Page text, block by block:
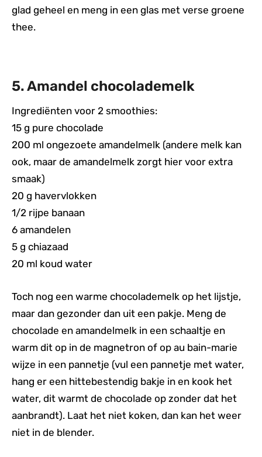
glad geheel en meng in een glas met verse groene
thee.
5. Amandel chocolademelk
Ingrediënten voor 2 smoothies:
15 g pure chocolade
200 ml ongezoete amandelmelk (andere melk kan
ook, maar de amandelmelk zorgt hier voor extra
smaak)
20 g havervlokken
1/2 rijpe banaan
6 amandelen
5 g chiazaad
20 ml koud water
Toch nog een warme chocolademelk op het lijstje,
maar dan gezonder dan uit een pakje. Meng de
chocolade en amandelmelk in een schaaltje en
warm dit op in de magnetron of op au bain-marie
wijze in een pannetje (vul een pannetje met water,
hang er een hittebestendig bakje in en kook het
water, dit warmt de chocolade op zonder dat het
aanbrandt). Laat het niet koken, dan kan het weer
niet in de blender.